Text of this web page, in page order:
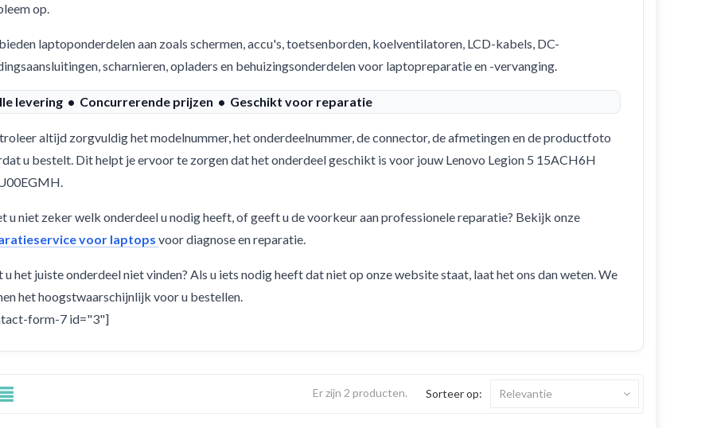
op.
laptoponderdelen aan zoals schermen, accu's, toetsenborden, koelventilatoren, LCD-kabels, DC-
scharnieren, opladers en behuizingsonderdelen voor laptopreparatie en -vervanging.
levering • Concurrerende prijzen • Geschikt voor reparatie
altijd zorgvuldig het modelnummer, het onderdeelnummer, de connector, de afmetingen en de productfoto
u bestelt. Dit helpt je ervoor te zorgen dat het onderdeel geschikt is voor jouw Lenovo Legion 5 15ACH6H
u niet zeker welk onderdeel u nodig heeft, of geeft u de voorkeur aan professionele reparatie? Bekijk onze
voor laptops voor diagnose en reparatie.
u het juiste onderdeel niet vinden? Als u iets nodig heeft dat niet op onze website staat, laat het ons dan weten. We
het hoogstwaarschijnlijk voor u bestellen.
form-7 id="3"]
Er zijn 2 producten. Sorteer op: Relevantie